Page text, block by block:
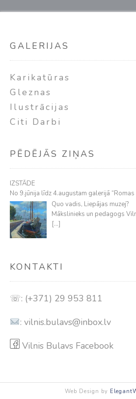
GALERIJAS
Karikatūras
Gleznas
Ilustrācijas
Citi Darbi
PĒDĒJĀS ZIŅAS
IZSTĀDE
No 9.jūnija līdz 4.augustam galerijā “Romas
Quo vadis, Liepājas muzej?
Mākslinieks un pedagogs
[…]
KONTAKTI
☏: (+371) 29 953 811
: vilnis.bulavs@inbox.lv
Vilnis Bulavs Facebook
Web Design by